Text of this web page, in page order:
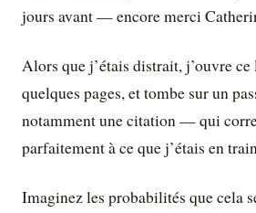
jours avant — encore merci
Alors que j’étais distrait, j’ouvre
quelques pages, et tombe sur un
notamment une citation — qui
parfaitement à ce que j’étais en
Imaginez les probabilités que cela